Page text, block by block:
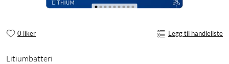
0 liker Legg til handleliste
Litiumbatteri